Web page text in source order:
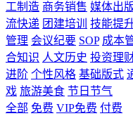
工制造 商务销售 媒体出
流快递 团建培训 技能提
管理 会议纪要 SOP 成本
合知识 人文历史 投资理
进阶 个性风格 基础版式
戏 旅游美食 节日节气
全部 免费 VIP免费 付费